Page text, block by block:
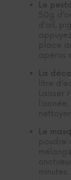
Le pesto
50g
d’ail,
place
apéros
La
litre
Laisser
Le
poudre